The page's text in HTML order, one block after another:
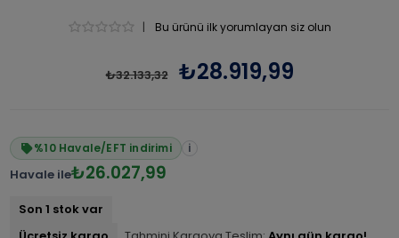
| Bu ürünü ilk yorumlayan siz olun
₺32.133,32 ₺28.919,99
%10 Havale/EFT indirimi i
Havale ile₺26.027,99
Son 1 stok var